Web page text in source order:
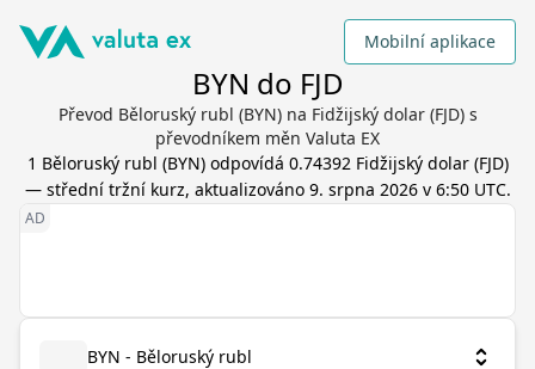
Mobilní aplikace
BYN do FJD
Převod Běloruský rubl (BYN) na Fidžijský dolar (FJD) s
převodníkem měn Valuta EX
1 Běloruský rubl (BYN) odpovídá 0.74392 Fidžijský dolar(FJD)
— střední tržní kurz, aktualizováno 9. srpna 2026 v 6:50 UTC.
BYN - Běloruský rubl